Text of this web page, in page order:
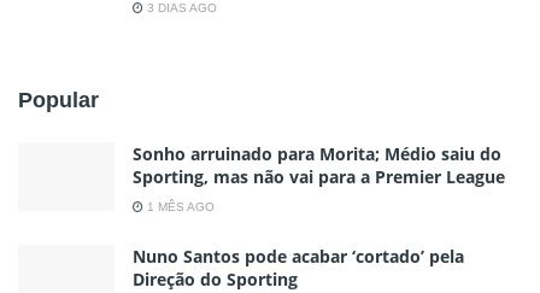
3 DIAS AGO
Popular
Sonho arruinado para Morita; Médio saiu do
Sporting, mas não vai para a Premier League
1 MÊS AGO
Nuno Santos pode acabar ‘cortado’ pela
Direção do Sporting